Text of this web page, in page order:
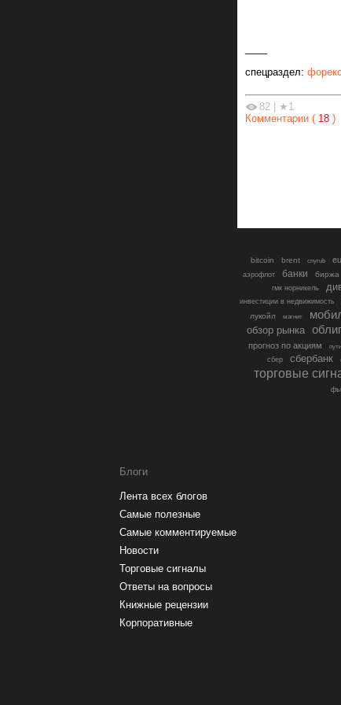
спецраздел: форекс
82
★1
Комментарии ( 18 )
bitcoin brent cnyrub
аэрофлот банки биржа
гмк норникель
инвестиции в недвижимость
лукойл магнит
обзор рынка
прогноз по акциям
сбер сбербанк
торговые
Блоги
Лента всех блогов
Самые полезные
Самые комментируемые
Новости
Торговые сигналы
Ответы на вопросы
Книжные рецензии
Корпоративные